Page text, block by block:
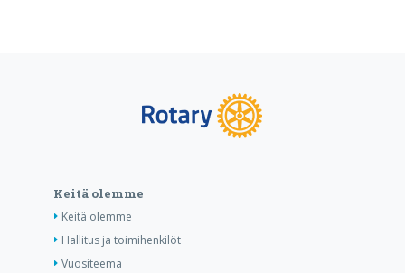
Keitä olemme
Keitä olemme
Hallitus ja toimihenkilöt
Vuositeema